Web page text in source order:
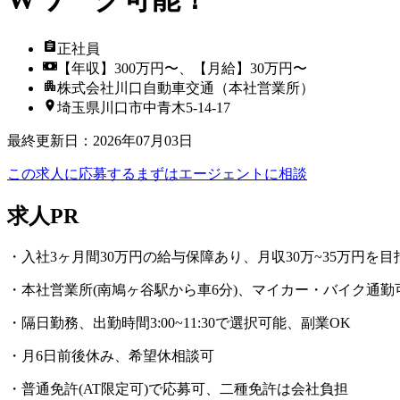
正社員
【年収】300万円〜、【月給】30万円〜
株式会社川口自動車交通（本社営業所）
埼玉県川口市中青木5-14-17
最終更新日 ： 2026年07月03日
この求人に応募する まずはエージェントに相談
求人PR
・入社3ヶ月間30万円の給与保障あり、月収30万~35万円を目
・本社営業所(南鳩ヶ谷駅から車6分)、マイカー・バイク通勤
・隔日勤務、出勤時間3:00~11:30で選択可能、副業OK
・月6日前後休み、希望休相談可
・普通免許(AT限定可)で応募可、二種免許は会社負担